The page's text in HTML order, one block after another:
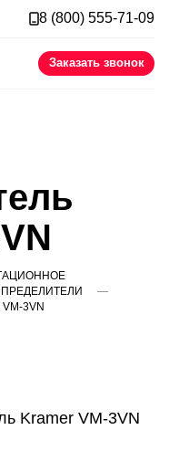
8 (800) 555-71-09
Заказать звонок
3VN